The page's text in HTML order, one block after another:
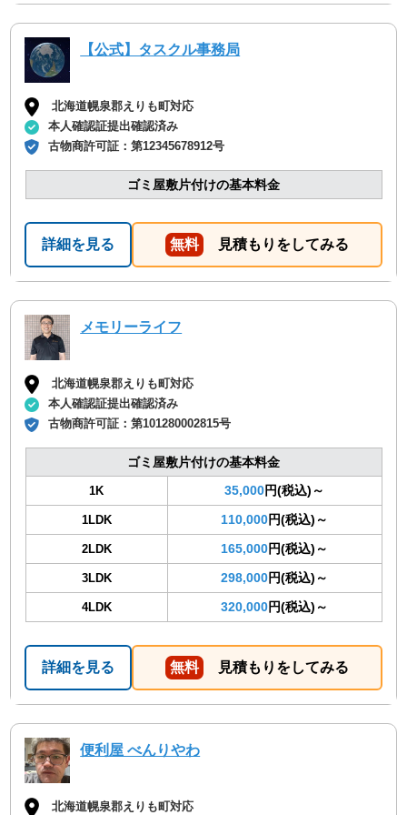
【公式】タスクル事務局
北海道幌泉郡えりも町対応
本人確認証提出確認済み
古物商許可証：第12345678912号
ゴミ屋敷片付けの基本料金
詳細を見る 無料 見積もりをしてみる
メモリーライフ
北海道幌泉郡えりも町対応
本人確認証提出確認済み
古物商許可証：第101280002815号
ゴミ屋敷片付けの基本料金
1K 35,000円(税込)～
1LDK 110,000円(税込)～
2LDK 165,000円(税込)～
3LDK 298,000円(税込)～
4LDK 320,000円(税込)～
詳細を見る 無料 見積もりをしてみる
便利屋 べんりやわ
北海道幌泉郡えりも町対応